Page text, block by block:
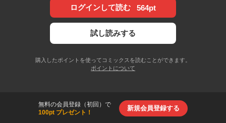
ログインして読む 564pt
試し読みする
購入したポイントを使ってコミックスを読むことができます。
ポイントについて
無料の会員登録（初回）で
100pt プレゼント！
新規会員登録する